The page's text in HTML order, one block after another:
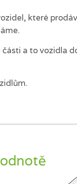
které
a to vozidla